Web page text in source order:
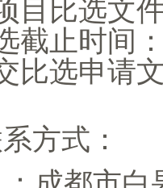
目 比选文
截止时间
比选申请
方式：